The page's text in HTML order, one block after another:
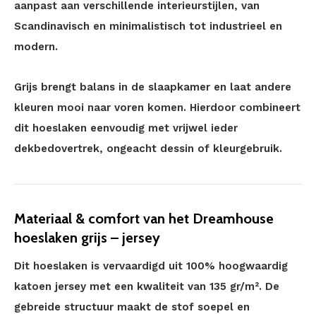
aanpast aan verschillende interieurstijlen, van
Scandinavisch en minimalistisch tot industrieel en
modern.
Grijs brengt balans in de slaapkamer en laat andere
kleuren mooi naar voren komen. Hierdoor combineert
dit hoeslaken eenvoudig met vrijwel ieder
dekbedovertrek, ongeacht dessin of kleurgebruik.
Materiaal & comfort van het Dreamhouse
hoeslaken grijs – jersey
Dit hoeslaken is vervaardigd uit 100% hoogwaardig
katoen jersey met een kwaliteit van 135 gr/m². De
gebreide structuur maakt de stof soepel en